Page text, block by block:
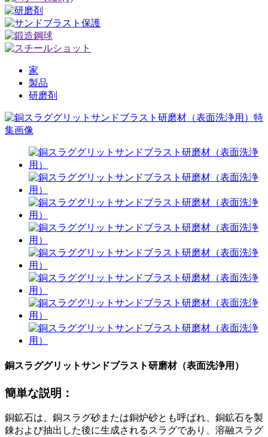
家
製品
研磨剤
銅スラググリットサンドブラスト研磨材（表面洗浄用）
簡単な説明：
銅鉱石は、銅スラグ砂または銅炉砂とも呼ばれ、銅鉱石を製
錬および抽出した後に生成されるスラグであり、溶融スラグ